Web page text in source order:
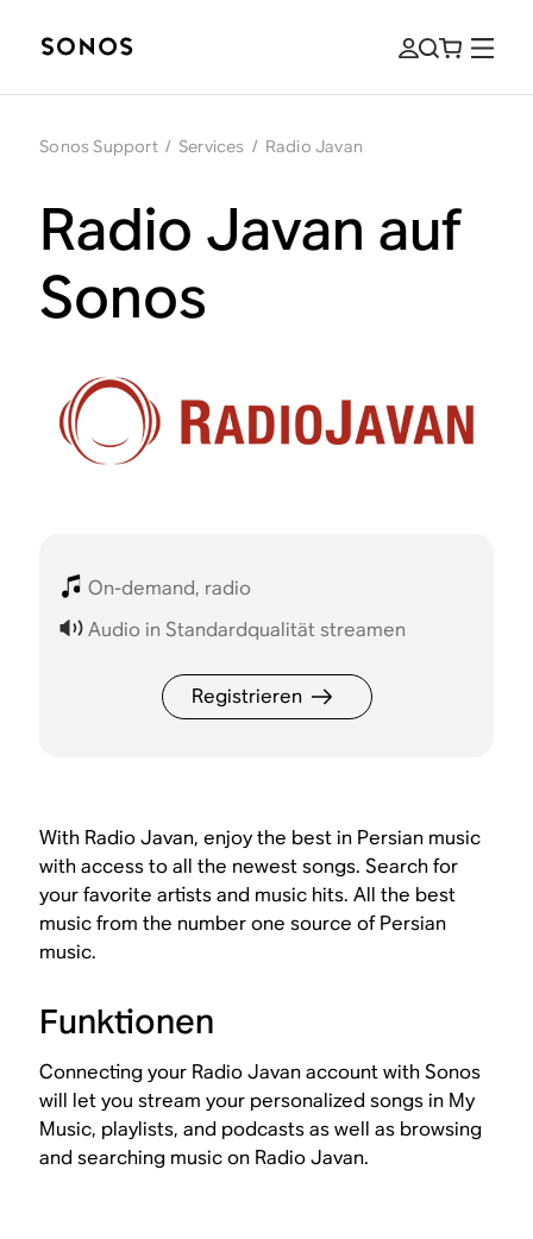
Sonos Support / Services / Radio Javan
Radio Javan auf
Sonos
On-demand, radio
Audio in Standardqualität streamen
Registrieren
With Radio Javan, enjoy the best in Persian music
with access to all the newest songs. Search for
your favorite artists and music hits. All the best
music from the number one source of Persian
music.
Funktionen
Connecting your Radio Javan account with Sonos
will let you stream your personalized songs in My
Music, playlists, and podcasts as well as browsing
and searching music on Radio Javan.